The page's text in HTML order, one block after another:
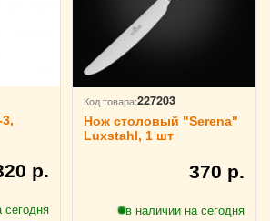
р.
сегодня
Код товара:227203
Нож столовый "Serena"
Luxstahl, 1 шт
370 р.
в наличии на сегодня